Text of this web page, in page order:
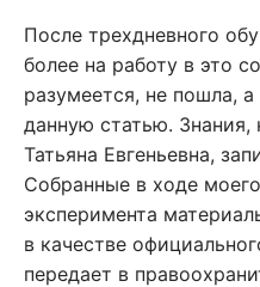
После трехдневного
более на работу в это
разумеется, не пошла,
данную статью.
Татьяна Евгеньевна,
Собранные в ходе
эксперимента
в качестве
передает в